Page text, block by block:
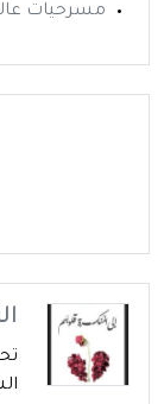
مسرحيات